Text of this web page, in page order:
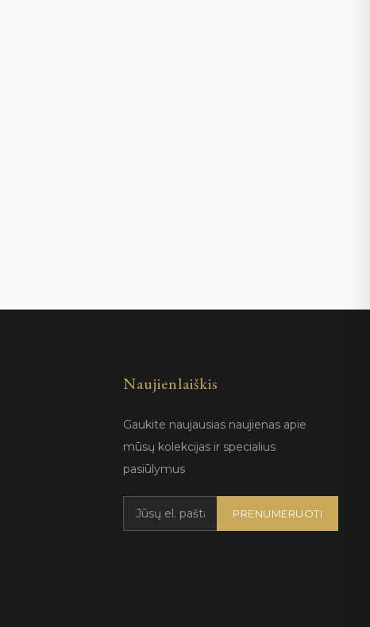
Naujienlaiškis
Gaukite naujausias naujienas apie
mūsų kolekcijas ir specialius
pasiūlymus
PRENUMERUOTI